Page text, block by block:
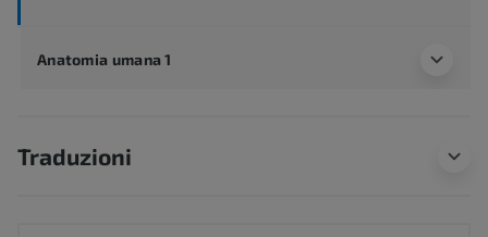
Anatomia umana 1
Traduzioni